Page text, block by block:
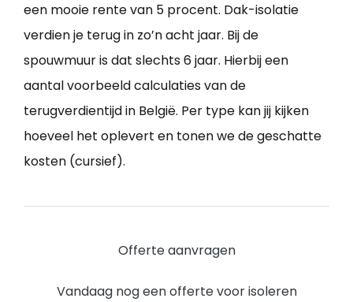
een mooie rente van 5 procent. Dak-isolatie
verdien je terug in zo’n acht jaar. Bij de
spouwmuur is dat slechts 6 jaar. Hierbij een
aantal voorbeeld calculaties van de
terugverdientijd in België. Per type kan jij kijken
hoeveel het oplevert en tonen we de geschatte
kosten (cursief).
Offerte aanvragen
Vandaag nog een offerte voor isoleren